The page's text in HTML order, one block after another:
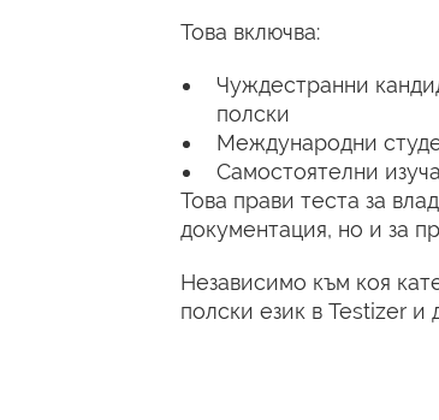
Това включва:
Чуждестранни
полски
Международни
Самостоятелни
Това прави теста за
документация, но и за
Независимо към коя
полски език в Testizer